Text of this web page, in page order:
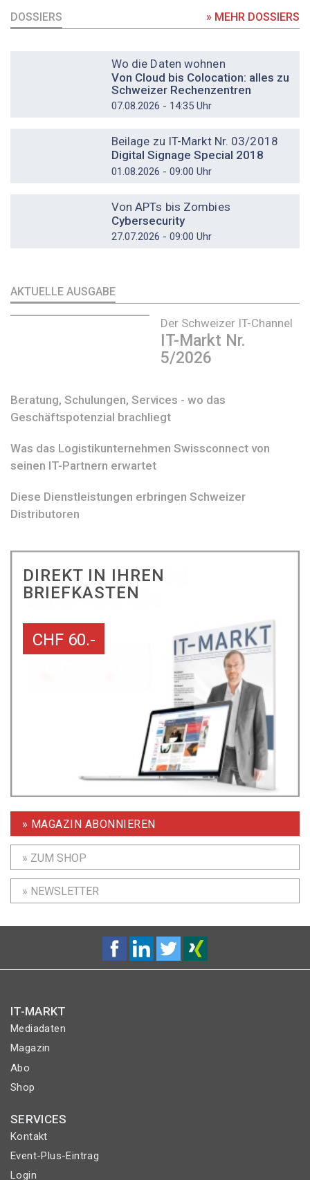
DOSSIERS » MEHR DOSSIERS
Wo die Daten wohnen
Von Cloud bis Colocation: alles zu
Schweizer Rechenzentren
07.08.2026 - 14:35 Uhr
Beilage zu IT-Markt Nr. 03/2018
Digital Signage Special 2018
01.08.2026 - 09:00 Uhr
Von APTs bis Zombies
Cybersecurity
27.07.2026 - 09:00 Uhr
AKTUELLE AUSGABE
Der Schweizer IT-Channel
IT-Markt Nr.
5/2026
Beratung, Schulungen, Services - wo das
Geschäftspotenzial brachliegt
Was das Logistikunternehmen Swissconnect von
seinen IT-Partnern erwartet
Diese Dienstleistungen erbringen Schweizer
Distributoren
DIREKT IN IHREN
BRIEFKASTEN
CHF 60.-
» MAGAZIN ABONNIEREN
» ZUM SHOP
» NEWSLETTER
IT-MARKT
Mediadaten
Magazin
Abo
Shop
SERVICES
Kontakt
Event-Plus-Eintrag
Login